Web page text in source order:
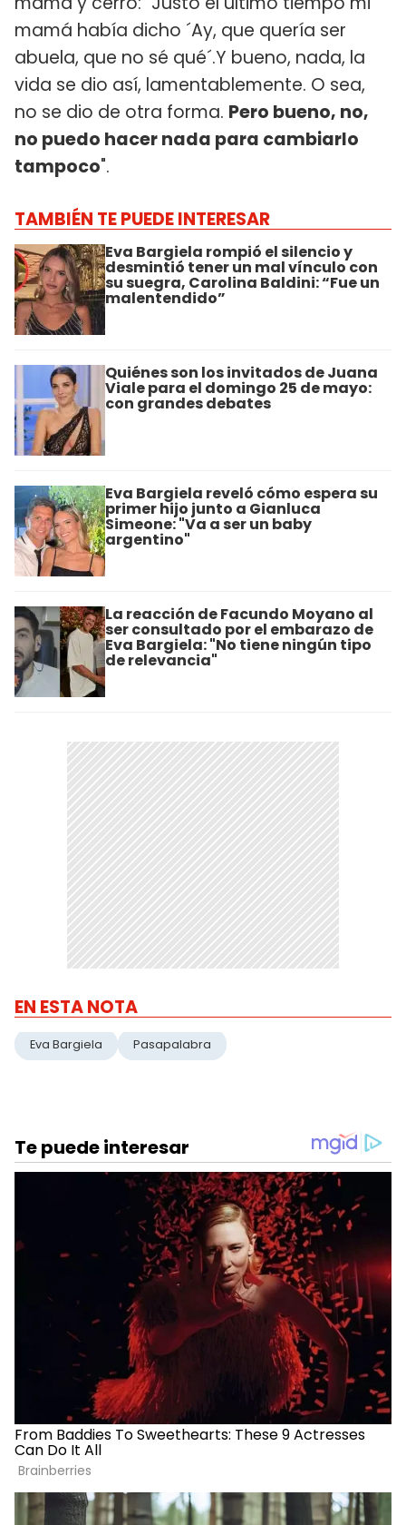
mamá había dicho ´Ay, que quería ser
abuela, que no sé qué´.Y bueno, nada, la
vida se dio así, lamentablemente. O sea,
no se dio de otra forma. Pero bueno, no,
no puedo hacer nada para cambiarlo
tampoco".
TAMBIÉN TE PUEDE INTERESAR
Eva Bargiela rompió el silencio y
desmintió tener un mal vínculo con
su suegra, Carolina Baldini: “Fue un
malentendido”
Quiénes son los invitados de Juana
Viale para el domingo 25 de mayo:
con grandes debates
Eva Bargiela reveló cómo espera su
primer hijo junto a Gianluca
Simeone: "Va a ser un baby
argentino"
La reacción de Facundo Moyano al
ser consultado por el embarazo de
Eva Bargiela: "No tiene ningún tipo
de relevancia"
EN ESTA NOTA
Eva Bargiela Pasapalabra